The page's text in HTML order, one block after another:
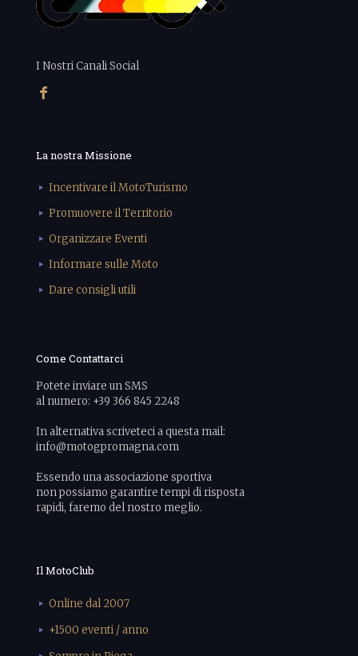
I Nostri Canali Social
La nostra Missione
Incentivare il MotoTurismo
Promuovere il Territorio
Organizzare Eventi
Informare sulle Moto
Dare consigli utili
Come Contattarci
Potete inviare un SMS
al numero: +39 366 845 2248
In alternativa scriveteci a questa mail:
info@motogpromagna.com
Essendo una associazione sportiva
non possiamo garantire tempi di risposta
rapidi, faremo del nostro meglio.
Il MotoClub
Online dal 2007
+1500 eventi / anno